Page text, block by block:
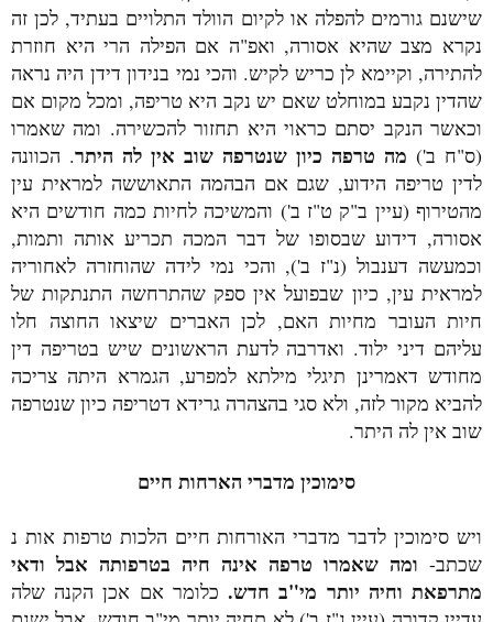
שישנם גורמים להפלה או לקיום הוולד התלויים בעתיד, לכן זה
נקרא מצב שהיא אסורה, ואפ"ה אם הפילה הרי היא חוזרת
להתירה, וקיימא לן כריש לקיש. והכי נמי בנידון דידן היה נראה
שהדין נקבע במוחלט שאם יש נקב היא טריפה, ומכל מקום אם
וכאשר הנקב יסתם כראוי היא תחזור להכשירה. ומה שאמרו
(ס"ח ב') מה טרפה כיון שנטרפה שוב אין לה היתר. הכוונה
לדין טריפה הידוע, שגם אם הבהמה התאוששה למראית עין
מהטירוף (עיין ב"ק ט"ז ב') והמשיכה לחיות כמה חודשים היא
אסורה, דידוע שבסופו של דבר המכה תכריע אותה ותמות,
וכמעשה דענבול (נ"ז ב'), והכי נמי לידה שהוחזרה לאחוריה
למראית עין, כיון שבפועל אין ספק שהתרחשה התנתקות של
חיות העובר מחיות האם, לכן האברים שיצאו החוצה חלו
עליהם דיני ילוד. ואדרבה לדעת הראשונים שיש בטריפה דין
מחודש דאמרינן תיגלי מילתא למפרע, הגמרא היתה צריכה
להביא מקור לזה, ולא סגי בהצהרה גרידא דטריפה כיון שנטרפה
שוב אין לה היתר.
סימוכין מדברי הארחות חיים
ויש סימוכין לדבר מדברי האורחות חיים הלכות טרפות אות נ
שכתב- ומה שאמרו טרפה אינה חיה בטרפותה אבל ודאי
מתרפאת וחיה יותר מי"ב חדש.כלומר אם אכן הקנה שלה